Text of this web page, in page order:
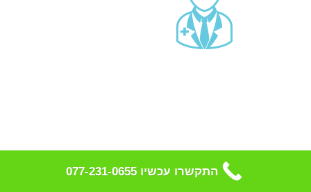
התקשרו עכשיו 077-231-0655